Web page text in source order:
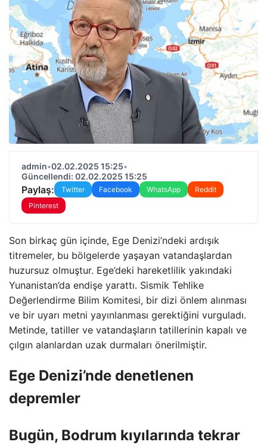
admin•02.02.2025 15:25•
Güncellendi: 02.02.2025 15:25
Paylaş: Twitter Facebook WhatsApp
Reddit
Pinterest
Son birkaç gün içinde, Ege Denizi’ndeki ardışık
titremeler, bu bölgelerde yaşayan vatandaşlardan
huzursuz olmuştur. Ege’deki hareketlilik yakındaki
Yunanistan’da endişe yarattı. Sismik Tehlike
Değerlendirme Bilim Komitesi, bir dizi önlem alınması
ve bir uyarı metni yayınlanması gerektiğini vurguladı.
Metinde, tatiller ve vatandaşların tatillerinin kapalı ve
çılgın alanlardan uzak durmaları önerilmiştir.
Ege Denizi’nde denetlenen
depremler
Bugün, Bodrum kıyılarında tekrar